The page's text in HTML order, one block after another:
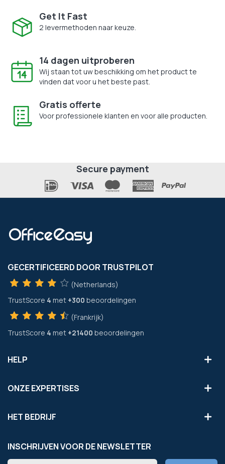
Get It Fast
2 levermethoden naar keuze.
14 dagen uitproberen
Wij staan tot uw beschikking om het product te
vinden dat voor u het beste past.
Gratis offerte
Voor professionele klanten en voor alle producten.
Secure payment
GECERTIFICEERD DOOR TRUSTPILOT
(Netherlands)
TrustScore 4 met +300 beoordelingen
(Frankrijk)
TrustScore 4 met +21400 beoordelingen
HELP
ONZE EXPERTISES
HET BEDRIJF
INSCHRIJVEN VOOR DE NEWSLETTER